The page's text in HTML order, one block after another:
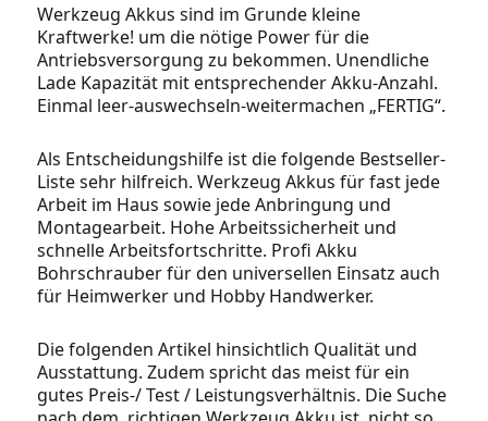
Werkzeug Akkus sind im Grunde kleine
Kraftwerke! um die nötige Power für die
Antriebsversorgung zu bekommen. Unendliche
Lade Kapazität mit entsprechender Akku-Anzahl.
Einmal leer-auswechseln-weitermachen „FERTIG“.
Als Entscheidungshilfe ist die folgende Bestseller-
Liste sehr hilfreich. Werkzeug Akkus für fast jede
Arbeit im Haus sowie jede Anbringung und
Montagearbeit. Hohe Arbeitssicherheit und
schnelle Arbeitsfortschritte. Profi Akku
Bohrschrauber für den universellen Einsatz auch
für Heimwerker und Hobby Handwerker.
Die folgenden Artikel hinsichtlich Qualität und
Ausstattung. Zudem spricht das meist für ein
gutes Preis-/ Test / Leistungsverhältnis. Die Suche